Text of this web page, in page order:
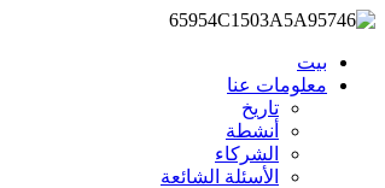
بيت
معلومات عنا
تاريخ
أنشطة
الشركاء
الأسئلة الشائعة